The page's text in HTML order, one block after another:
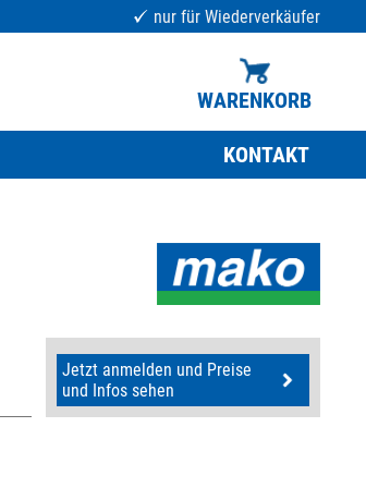
nur für Wiederverkäufer
WARENKORB
KONTAKT
Jetzt anmelden und Preise
und Infos sehen